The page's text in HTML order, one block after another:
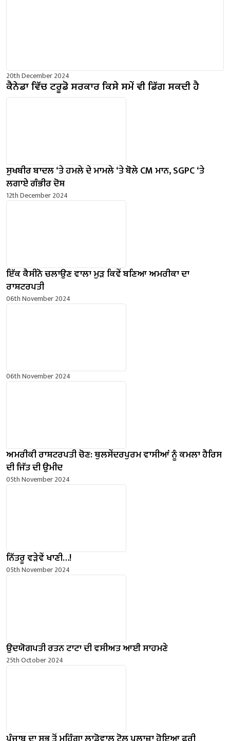
20th December 2024
ਕੈਨੇਡਾ ਵਿੱਚ ਟਰੂਡੋ ਸਰਕਾਰ ਕਿਸੇ ਸਮੇਂ ਵੀ ਡਿੱਗ ਸਕਦੀ ਹੈ
ਸੁਖਬੀਰ ਬਾਦਲ ‘ਤੇ ਹਮਲੇ ਦੇ ਮਾਮਲੇ ‘ਤੇ ਬੋਲੇ ​​CM ਮਾਨ, SGPC ‘ਤੇ
ਲਗਾਏ ਗੰਭੀਰ ਦੋਸ਼
12th December 2024
ਇੱਕ ਕੈਸੀਨੋ ਚਲਾਉਣ ਵਾਲਾ ਮੁੜ ਕਿਵੇਂ ਬਣਿਆ ਅਮਰੀਕਾ ਦਾ
ਰਾਸ਼ਟਰਪਤੀ
06th November 2024
06th November 2024
ਅਮਰੀਕੀ ਰਾਸ਼ਟਰਪਤੀ ਚੋਣ: ਥੁਲਸੇਂਦਰਪੁਰਮ ਵਾਸੀਆਂ ਨੂੰ ਕਮਲਾ ਹੈਰਿਸ
ਦੀ ਜਿੱਤ ਦੀ ਉਮੀਦ
05th November 2024
ਨਿੱਤਰੂ ਵੜੇਵੇਂ ਖਾਣੀ…!
05th November 2024
ਉਦਯੋਗਪਤੀ ਰਤਨ ਟਾਟਾ ਦੀ ਵਸੀਅਤ ਆਈ ਸਾਹਮਣੇ
25th October 2024